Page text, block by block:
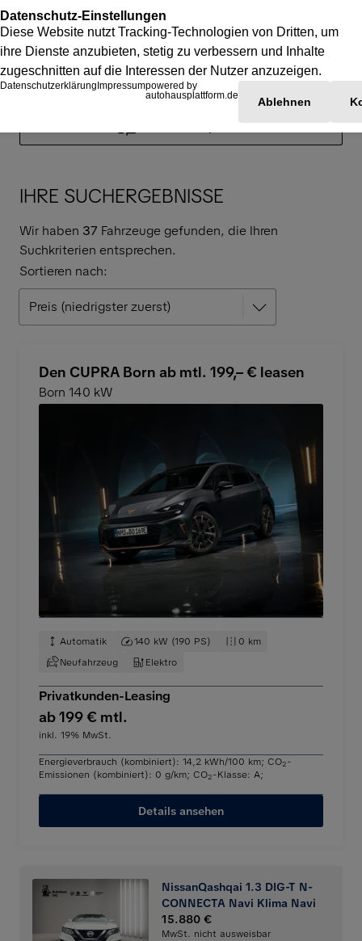
Suchfilter anpassen
IHRE SUCHERGEBNISSE
Wir haben 37 Fahrzeuge gefunden, die Ihren
Suchkriterien entsprechen.
Sortieren nach:
Den CUPRA Born ab mtl. 199,– € leasen
Born 140 kW
Automatik 140 kW (190 PS)
0 km
Neufahrzeug
Elektro
Privatkunden-Leasing
ab 199 € mtl.
inkl. 19% MwSt.
Energieverbrauch (kombiniert): 14,2 kWh/100 km; CO2-
Emissionen (kombiniert): 0 g/km; CO2-Klasse: A;
Details ansehen
NissanQashqai 1.3 DIG-T N-
CONNECTA Navi Klima Navi
15.880 €
MwSt. nicht ausweisbar